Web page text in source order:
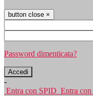
button close ×
Password dimenticata?
-
Entra con SPID Entra